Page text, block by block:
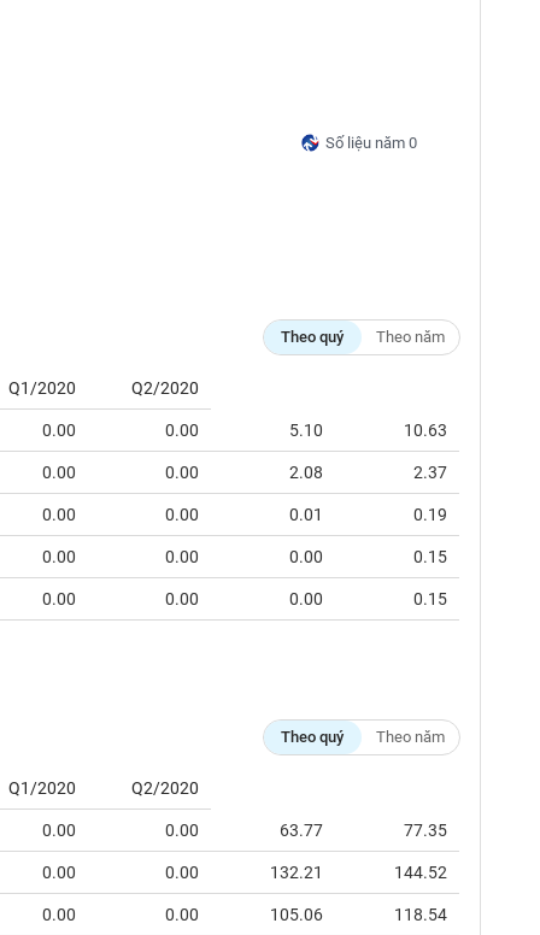
Số liệu năm 0
Theo quý Theo năm
Q1/2020 Q2/2020
0.00 0.00 5.10 10.63
0.00 0.00 2.08 2.37
0.00 0.00 0.01 0.19
0.00 0.00 0.00 0.15
0.00 0.00 0.00 0.15
Theo quý Theo năm
Q1/2020 Q2/2020
0.00 0.00 63.77 77.35
0.00 0.00 132.21 144.52
0.00 0.00 105.06 118.54